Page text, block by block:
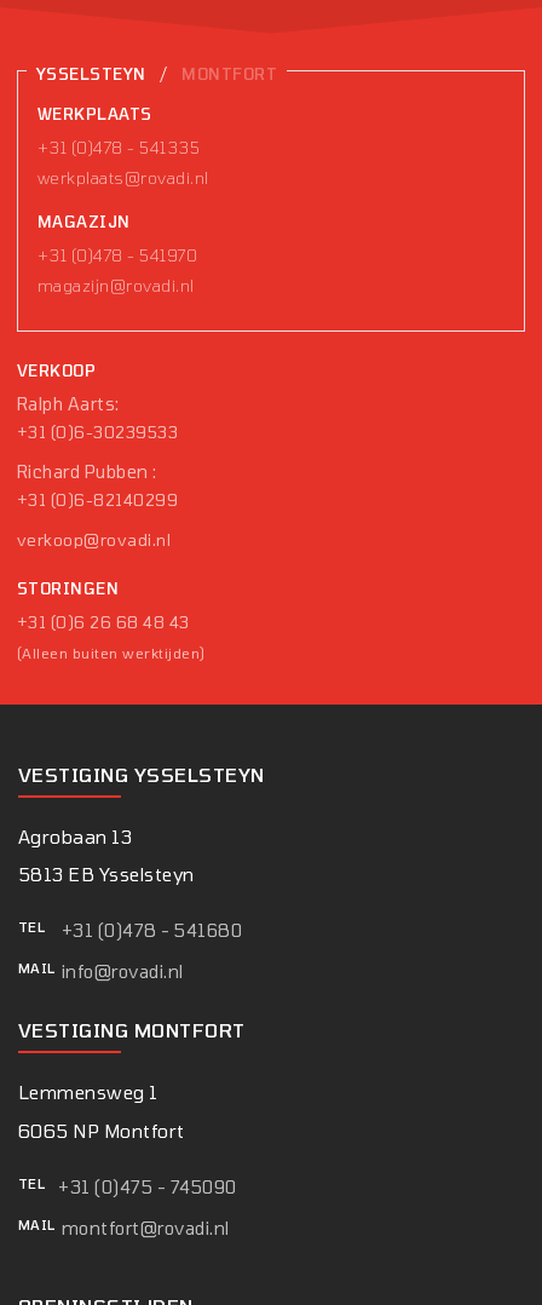
YSSELSTEYN / MONTFORT
WERKPLAATS
+31 (0)478 - 541335
werkplaats@rovadi.nl
MAGAZIJN
+31 (0)478 - 541970
magazijn@rovadi.nl
VERKOOP
Ralph Aarts:
+31 (0)6-30239533
Richard Pubben :
+31 (0)6-82140299
verkoop@rovadi.nl
STORINGEN
+31 (0)6 26 68 48 43
(Alleen buiten werktijden)
VESTIGING YSSELSTEYN
Agrobaan 13
5813 EB Ysselsteyn
TEL +31 (0)478 - 541680
MAIL info@rovadi.nl
VESTIGING MONTFORT
Lemmensweg 1
6065 NP Montfort
TEL +31 (0)475 - 745090
MAIL montfort@rovadi.nl